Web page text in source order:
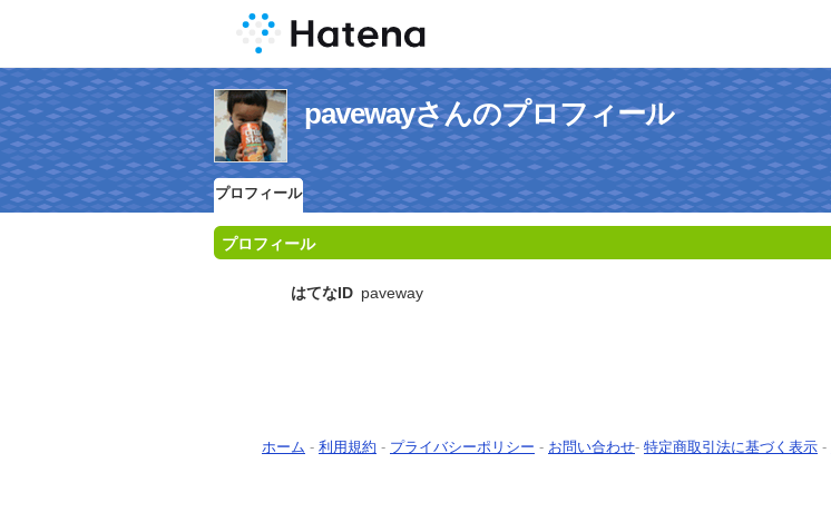
pavewayさんのプロフィール
プロフィール
プロフィール
はてなID paveway
ホーム - 利用規約 - プライバシーポリシー - お問い合わせ- 特定商取引法に基づく表示 -